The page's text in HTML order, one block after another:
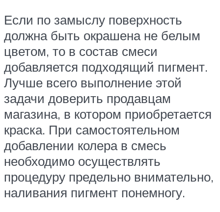
Если по замыслу поверхность
должна быть окрашена не белым
цветом, то в состав смеси
добавляется подходящий пигмент.
Лучше всего выполнение этой
задачи доверить продавцам
магазина, в котором приобретается
краска. При самостоятельном
добавлении колера в смесь
необходимо осуществлять
процедуру предельно внимательно,
наливания пигмент понемногу.